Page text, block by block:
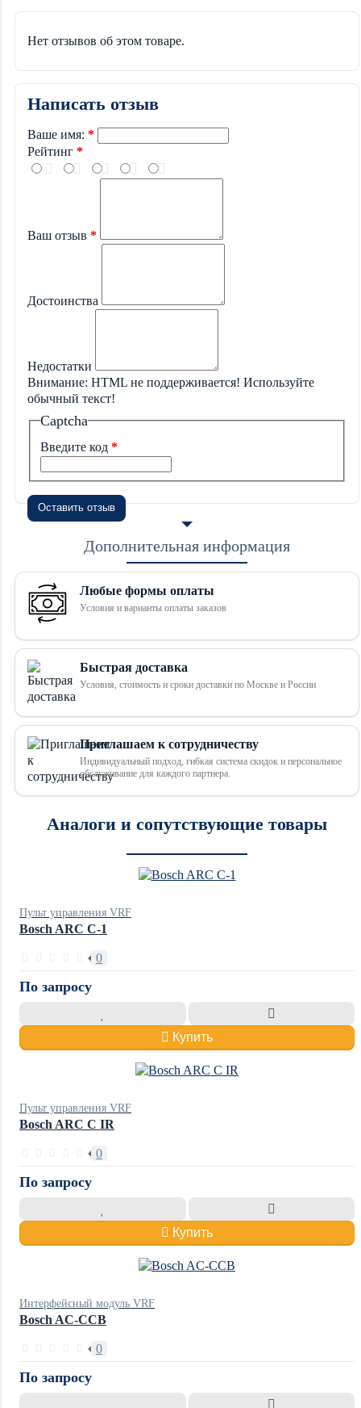
Нет отзывов об этом товаре.
Написать отзыв
Ваше имя:
Рейтинг
Ваш отзыв
Достоинства
Недостатки
Внимание: HTML не поддерживается! Используйте
обычный текст!
Captcha
Введите код
Оставить отзыв
Дополнительная информация
Любые формы оплаты
Условия и варианты оплаты заказов
Быстрая доставка
Условия, стоимость и сроки доставки по Москве и России
Приглашаем к сотрудничеству
Индивидуальный подход, гибкая система скидок и персональное
обслуживание для каждого партнера.
Аналоги и сопутствующие товары
Пульт управления VRF
Bosch ARC C-1
0
По запросу
Купить
Пульт управления VRF
Bosch ARC C IR
0
По запросу
Купить
Интерфейсный модуль VRF
Bosch AC-CCB
0
По запросу